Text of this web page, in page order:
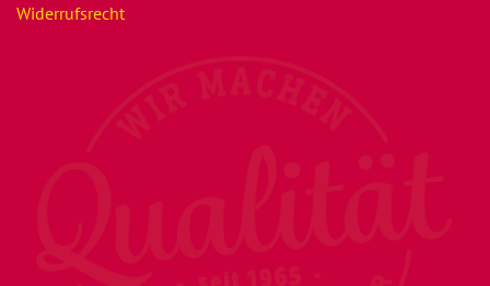
Widerrufsrecht